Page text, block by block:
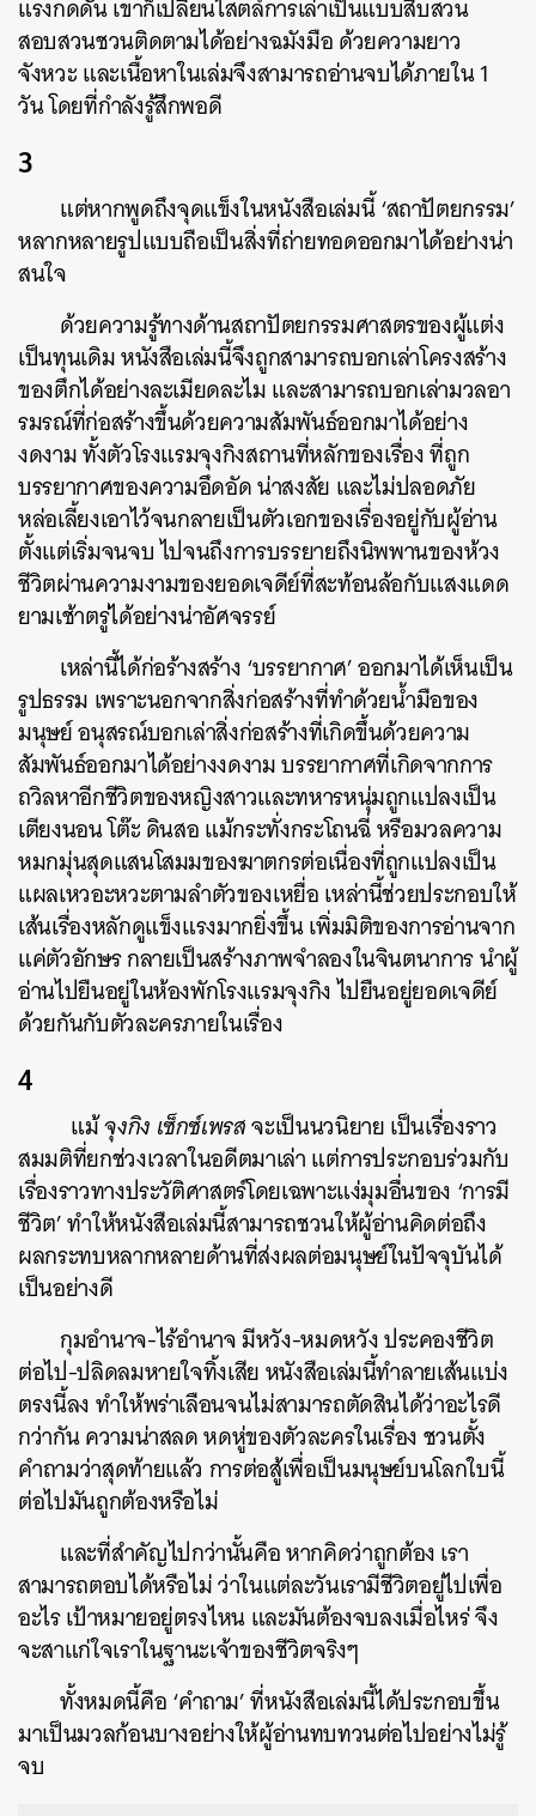
แรงกดดัน เขาก็เปลี่ยนไสตล์การเล่าเป็นแบบสืบสวน
สอบสวนชวนติดตามได้อย่างฉมังมือ ด้วยความยาว
จังหวะ และเนื้อหาในเล่มจึงสามารถอ่านจบได้ภายใน 1
วัน โดยที่กำลังรู้สึกพอดี
3
แต่หากพูดถึงจุดแข็งในหนังสือเล่มนี้ ‘สถาปัตยกรรม’
หลากหลายรูปแบบถือเป็นสิ่งที่ถ่ายทอดออกมาได้อย่างน่า
สนใจ
ด้วยความรู้ทางด้านสถาปัตยกรรมศาสตรของผู้แต่ง​
เป็นทุนเดิม หนังสือเล่มนี้จึงถูกสามารถบอกเล่าโครงสร้าง
ของตึกได้อย่างละเมียดละไม และสามารถบอกเล่ามวลอา
รมรณ์ที่ก่อสร้างขึ้นด้วยความสัมพันธ์ออกมาได้อย่าง
งดงาม ทั้งตัวโรงแรมจุงกิงสถานที่หลักของเรื่อง ที่ถูก
บรรยากาศของความอึดอัด น่าสงสัย และไม่ปลอดภัย
หล่อเลี้ยงเอาไว้จนกลายเป็นตัวเอกของเรื่องอยู่กับผู้อ่าน
ตั้งแต่เริ่มจนจบ ไปจนถึงการบรรยายถึงนิพพานของห้วง
ชีวิตผ่านความงามของยอดเจดีย์ที่สะท้อนล้อกับแสงแดด
ยามเช้าตรู่ได้อย่างน่าอัศจรรย์
เหล่านี้ได้ก่อร้างสร้าง ‘บรรยากาศ’ ออกมาได้เห็นเป็น
รูปธรรม เพราะนอกจากสิ่งก่อสร้างที่ทำด้วยน้ำมือของ
มนุษย์ อนุสรณ์บอกเล่าสิ่งก่อสร้างที่เกิดขึ้นด้วยความ
สัมพันธ์ออกมาได้อย่างงดงาม บรรยากาศที่เกิดจากการ
ถวิลหาอีกชีวิตของหญิงสาวและทหารหนุ่มถูกแปลงเป็น
เตียงนอน โต๊ะ ดินสอ แม้กระทั่งกระโถนฉี่ หรือมวลความ
หมกมุ่นสุดแสนโสมมของฆาตกรต่อเนื่องที่ถูกแปลงเป็น
แผลเหวอะหวะตามลำตัวของเหยื่อ เหล่านี้ช่วยประกอบให้
เส้นเรื่องหลักดูแข็งแรงมากยิ่งขึ้น เพิ่มมิติของการอ่านจาก
แค่ตัวอักษร กลายเป็นสร้างภาพจำลองในจินตนาการ นำผู้
อ่านไปยืนอยู่ในห้องพักโรงแรมจุงกิง ไปยืนอยู่ยอดเจดีย์
ด้วยกันกับตัวละครภายในเรื่อง
4
แม้จุงกิง เซ็กซ์เพรสจะเป็นนวนิยาย เป็นเรื่องราว
สมมติที่ยกช่วงเวลาในอดีตมาเล่า แต่การประกอบร่วมกับ
เรื่องราวทางประวัติศาสตร์โดยเฉพาะแง่มุมอื่นของ ‘การมี
ชีวิต’ ทำให้หนังสือเล่มนี้สามารถชวนให้ผู้อ่านคิดต่อถึง
ผลกระทบหลากหลายด้านที่ส่งผลต่อมนุษย์ในปัจจุบันได้
เป็นอย่างดี
กุมอำนาจ-ไร้อำนาจ มีหวัง-หมดหวัง ประคองชีวิต
ต่อไป-ปลิดลมหายใจทิ้งเสีย หนังสือเล่มนี้ทำลายเส้นแบ่ง
ตรงนี้ลง ทำให้พร่าเลือนจนไม่สามารถตัดสินได้ว่าอะไรดี
กว่ากัน ความน่าสลด หดหู่ของตัวละครในเรื่อง ชวนตั้ง
คำถามว่าสุดท้ายแล้ว การต่อสู้เพื่อเป็นมนุษย์บนโลกใบนี้
ต่อไปมันถูกต้องหรือไม่
และที่สำคัญไปกว่านั้นคือ หากคิดว่าถูกต้อง เรา
สามารถตอบได้หรือไม่ ว่าในแต่ละวันเรามีชีวิตอยู่ไปเพื่อ
อะไร เป้าหมายอยู่ตรงไหน และมันต้องจบลงเมื่อไหร่ จึง
จะสาแก่ใจเราในฐานะเจ้าของชีวิตจริงๆ
ทั้งหมดนี้คือ ‘คำถาม’ ที่หนังสือเล่มนี้ได้ประกอบขึ้น
มาเป็นมวลก้อนบางอย่างให้ผู้อ่านทบทวนต่อไปอย่างไม่รู้
จบ
SHARE TWEET LINE EMAIL